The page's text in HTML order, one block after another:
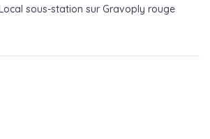
sous-station sur Gravoply rouge